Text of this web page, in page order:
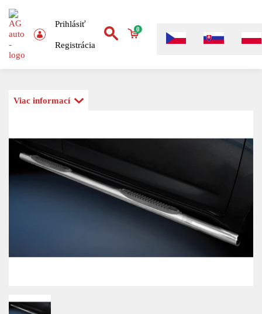
Prihlásiť
Registrácia
0
Viac informací